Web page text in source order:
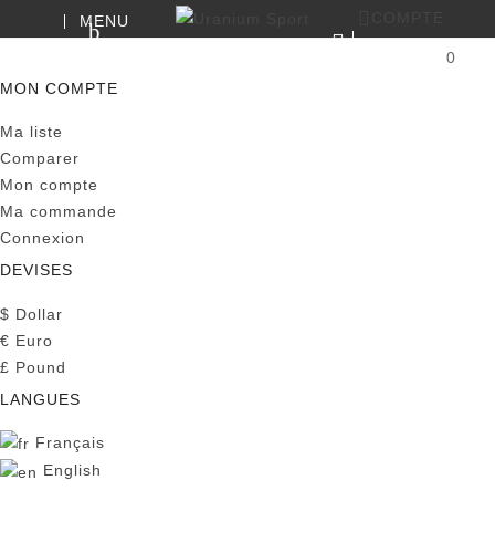
MENU
0
MON COMPTE
Ma liste
Comparer
Mon compte
Ma commande
Connexion
DEVISES
$ Dollar
€ Euro
£ Pound
LANGUES
Français
English